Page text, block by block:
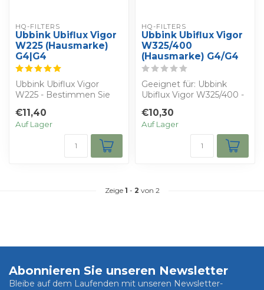
HQ-FILTERS
Ubbink Ubiflux Vigor
W225 (Hausmarke)
G4|G4
Ubbink Ubiflux Vigor
W225 - Bestimmen Sie
Sie erhalten 2 ...
€11,40
Auf Lager
HQ-FILTERS
Ubbink Ubiflux Vigor
W325/400
(Hausmarke) G4/G4
Geeignet für: Ubbink
Ubiflux Vigor W325/400 -
eigenen Rabat...
€10,30
Auf Lager
Zeige 1 - 2 von 2
Abonnieren Sie unseren Newsletter
Bleibe auf dem Laufenden mit unseren Newsletter-